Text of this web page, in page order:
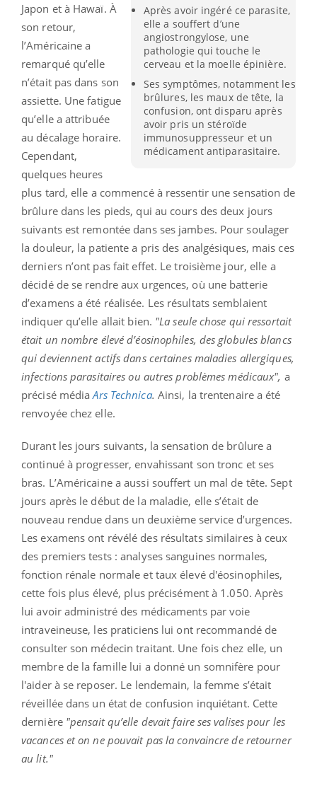
Après avoir ingéré ce parasite,
elle a souffert d’une
angiostrongylose, une
pathologie qui touche le
cerveau et la moelle épinière.
Ses symptômes, notamment les
brûlures, les maux de tête, la
confusion, ont disparu après
avoir pris un stéroïde
immunosuppresseur et un
médicament antiparasitaire.
Japon et à Hawaï. À
son retour,
l’Américaine a
remarqué qu’elle
n’était pas dans son
assiette. Une fatigue
qu’elle a attribuée
au décalage horaire.
Cependant,
quelques heures
plus tard, elle a commencé à ressentir une sensation de
brûlure dans les pieds, qui au cours des deux jours
suivants est remontée dans ses jambes. Pour soulager
la douleur, la patiente a pris des analgésiques, mais ces
derniers n’ont pas fait effet. Le troisième jour, elle a
décidé de se rendre aux urgences, où une batterie
d’examens a été réalisée. Les résultats semblaient
indiquer qu’elle allait bien. "La seule chose qui ressortait
était un nombre élevé d’éosinophiles, des globules blancs
qui deviennent actifs dans certaines maladies allergiques,
infections parasitaires ou autres problèmes médicaux", a
précisé médiaArs Technica. Ainsi, la trentenaire a été
renvoyée chez elle.
Durant les jours suivants, la sensation de brûlure a
continué à progresser, envahissant son tronc et ses
bras. L’Américaine a aussi souffert un mal de tête. Sept
jours après le début de la maladie, elle s’était de
nouveau rendue dans un deuxième service d’urgences.
Les examens ont révélé des résultats similaires à ceux
des premiers tests : analyses sanguines normales,
fonction rénale normale et taux élevé d'éosinophiles,
cette fois plus élevé, plus précisément à 1.050. Après
lui avoir administré des médicaments par voie
intraveineuse, les praticiens lui ont recommandé de
consulter son médecin traitant. Une fois chez elle, un
membre de la famille lui a donné un somnifère pour
l'aider à se reposer. Le lendemain, la femme s’était
réveillée dans un état de confusion inquiétant. Cette
dernière "pensait qu’elle devait faire ses valises pour les
vacances et on ne pouvait pas la convaincre de retourner
au lit."